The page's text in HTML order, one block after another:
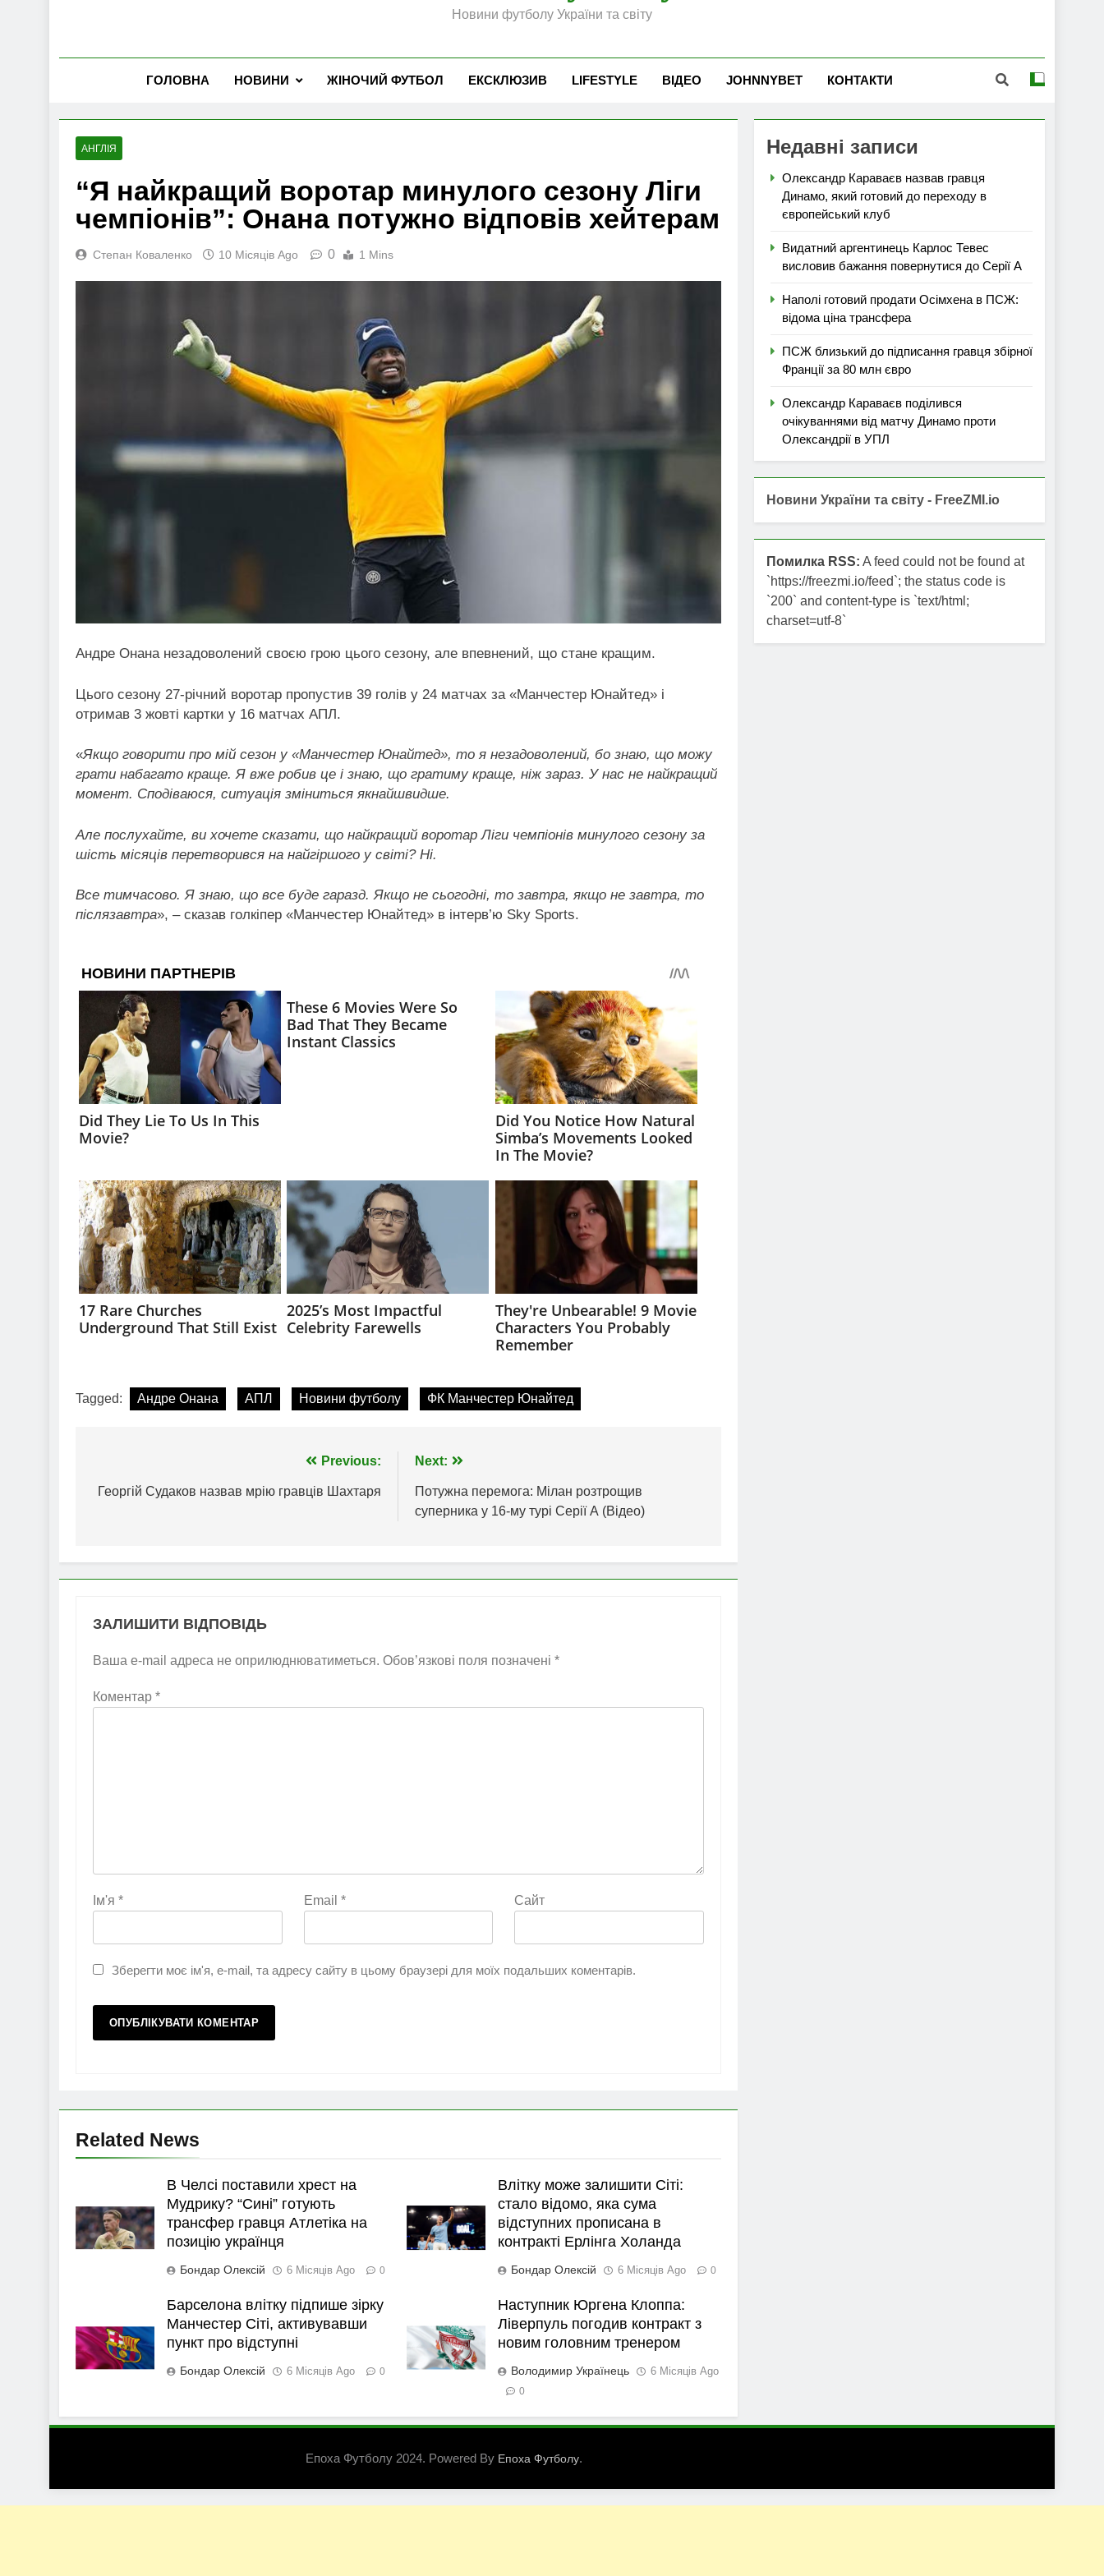
Новини футболу України та світу
ГОЛОВНА НОВИНИ ЖІНОЧИЙ ФУТБОЛ ЕКСКЛЮЗИВ LIFESTYLE ВІДЕО JOHNNYBET КОНТАКТИ
АНГЛІЯ
“Я найкращий воротар минулого сезону Ліги
чемпіонів”: Онана потужно відповів хейтерам
Степан Коваленко 10 Місяців Ago 0 1 Mins
Андре Онана незадоволений своєю грою цього сезону, але впевнений, що стане кращим.
Цього сезону 27-річний воротар пропустив 39 голів у 24 матчах за «Манчестер Юнайтед» і
отримав 3 жовті картки у 16 матчах АПЛ.
«Якщо говорити про мій сезон у «Манчестер Юнайтед», то я незадоволений, бо знаю, що можу
грати набагато краще. Я вже робив це і знаю, що гратиму краще, ніж зараз. У нас не найкращий
момент. Сподіваюся, ситуація зміниться якнайшвидше.
Але послухайте, ви хочете сказати, що найкращий воротар Ліги чемпіонів минулого сезону за
шість місяців перетворився на найгіршого у світі? Ні.
Все тимчасово. Я знаю, що все буде гаразд. Якщо не сьогодні, то завтра, якщо не завтра, то
післязавтра», – сказав голкіпер «Манчестер Юнайтед» в інтерв’ю Sky Sports.
Tagged: Андре Онана АПЛ Новини футболу ФК Манчестер Юнайтед
записів
Previous:
Георгій Судаков назвав мрію гравців Шахтаря
Next:
Потужна перемога: Мілан розтрощив
суперника у 16-му турі Серії А (Відео)
ЗАЛИШИТИ ВІДПОВІДЬ
Ваша e-mail адреса не оприлюднюватиметься. Обов’язкові поля позначені *
Коментар *
Ім'я * Email * Сайт
Зберегти моє ім'я, e-mail, та адресу сайту в цьому браузері для моїх подальших коментарів.
Related News
В Челсі поставили хрест на
Мудрику? “Сині” готують
трансфер гравця Атлетіка на
позицію українця
Бондар Олексій 6 Місяців Ago 0
Влітку може залишити Сіті:
стало відомо, яка сума
відступних прописана в
контракті Ерлінга Холанда
Бондар Олексій 6 Місяців Ago 0
Барселона влітку підпише зірку
Манчестер Сіті, активувавши
пункт про відступні
Бондар Олексій 6 Місяців Ago 0
Наступник Юргена Клоппа:
Ліверпуль погодив контракт з
новим головним тренером
Володимир Українець 6 Місяців Ago
0
Недавні записи
Олександр Караваєв назвав гравця
Динамо, який готовий до переходу в
європейський клуб
Видатний аргентинець Карлос Тевес
висловив бажання повернутися до Серії А
Наполі готовий продати Осімхена в ПСЖ:
відома ціна трансфера
ПСЖ близький до підписання гравця збірної
Франції за 80 млн євро
Олександр Караваєв поділився
очікуваннями від матчу Динамо проти
Олександрії в УПЛ
Новини України та світу - FreeZMI.io
Помилка RSS: A feed could not be found at
`https://freezmi.io/feed`; the status code is
`200` and content-type is `text/html;
charset=utf-8`
Епоха Футболу 2024. Powered By Епоха Футболу.